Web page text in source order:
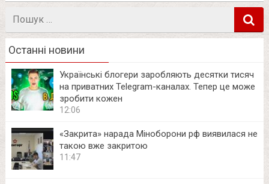
Пошук
Останні новини
Українські блогери заробляють десятки тисяч
на приватних Telegram-каналах. Тепер це може
зробити кожен
12:06
«Закрита» нарада Міноборони рф виявилася не
такою вже закритою
11:47